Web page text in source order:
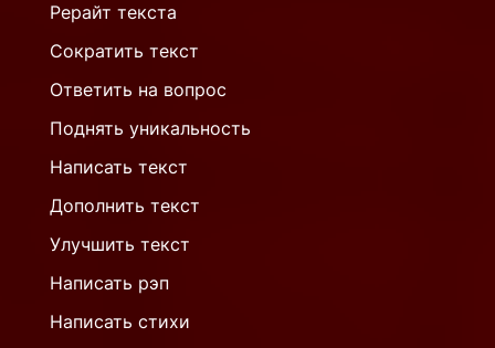
Рерайт текста
Сократить текст
Ответить на вопрос
Поднять уникальность
Написать текст
Дополнить текст
Улучшить текст
Написать рэп
Написать стихи